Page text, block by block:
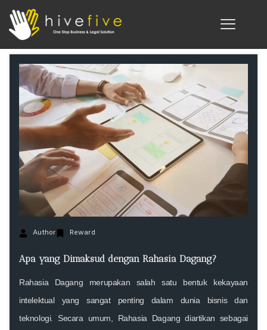
Author Reward
Apa yang Dimaksud dengan Rahasia Dagang?
Rahasia Dagang merupakan salah satu bentuk kekayaan
intelektual yang sangat penting dalam dunia bisnis dan
teknologi. Secara umum, Rahasia Dagang diartikan sebagai